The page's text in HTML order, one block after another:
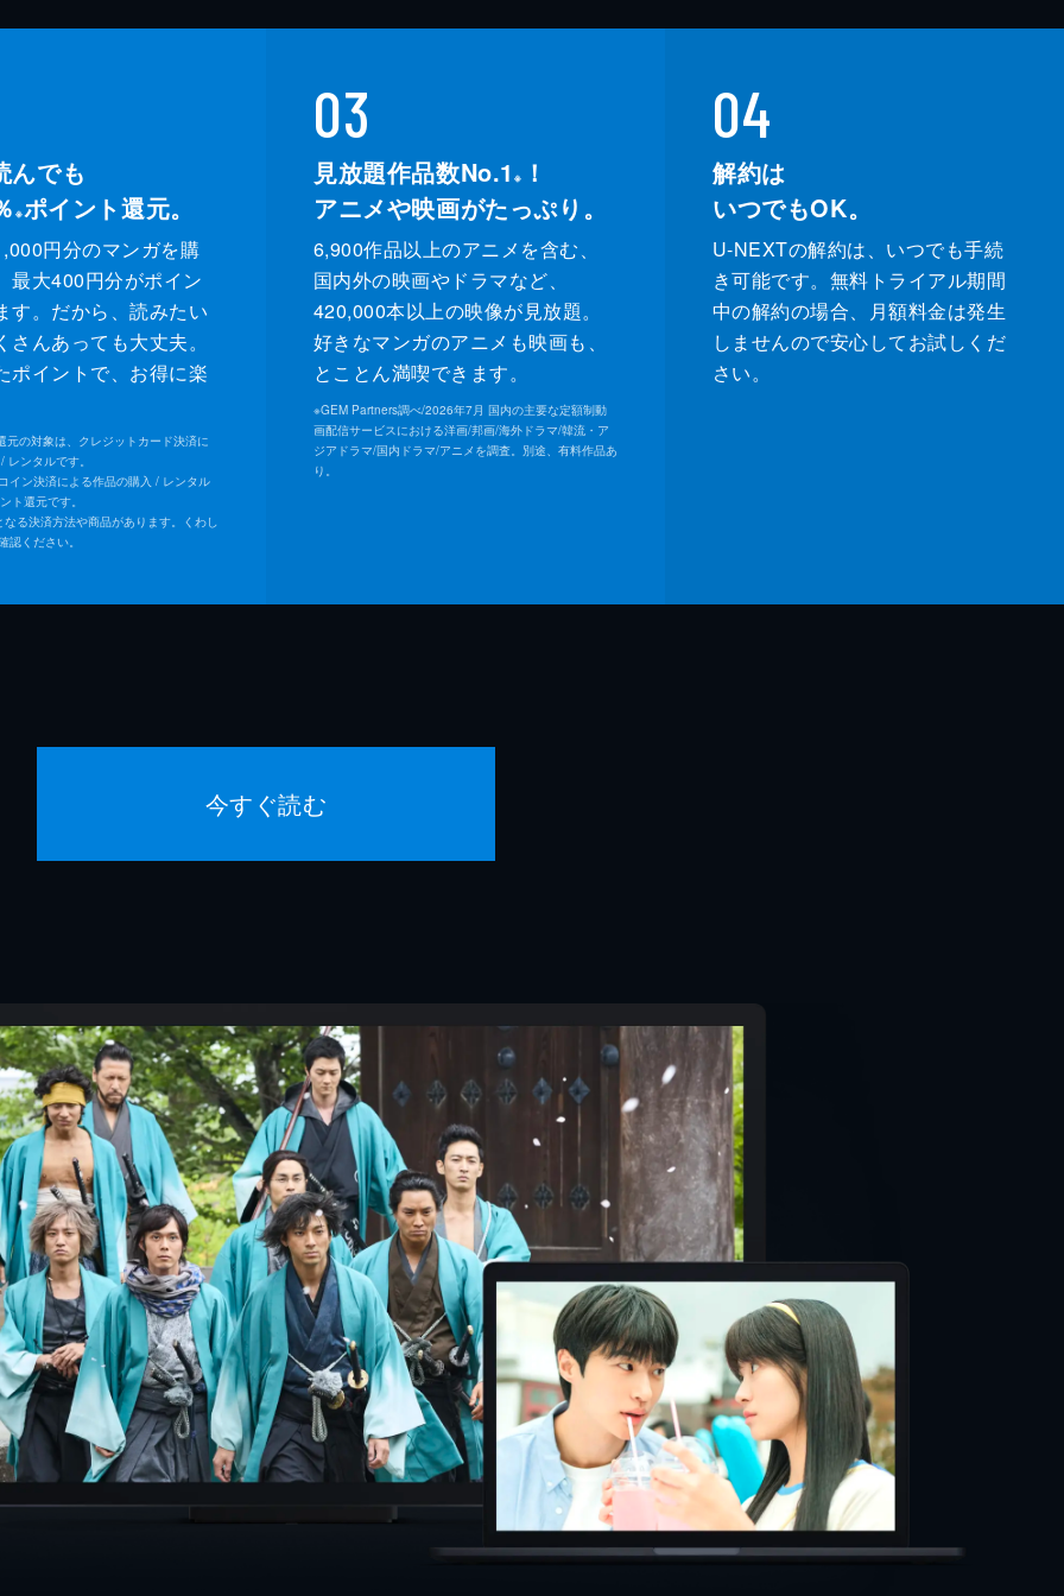
んでも
※ポイント還元。
円分のマンガを購
最大400円分がポイン
す。だから、読みたい
さんあっても大丈夫。
ポイントで、お得に楽
元の対象は、クレジットカード決済に
ンタルです。
イン決済による作品の購入 / レンタル
ト還元です。
なる決済方法や商品があります。くわし
認ください。
03
見放題作品数No.1 ※
！
アニメや映画がたっぷり。
6,900作品以上のアニメを含む、
国内外の映画やドラマなど、
420,000本以上の映像が見放題。
好きなマンガのアニメも映画も、
とことん満喫できます。
※GEM Partners調べ/2026年7⽉ 国内の主要な定額制動
画配信サービスにおける洋画/邦画/海外ドラマ/韓流・ア
ジアドラマ/国内ドラマ/アニメを調査。別途、有料作品あ
り。
04
解約は
いつでもOK。
U-NEXTの解約は、いつでも手続
き可能です。無料トライアル期間
中の解約の場合、月額料金は発生
しませんので安心してお試しくだ
さい。
今すぐ読む